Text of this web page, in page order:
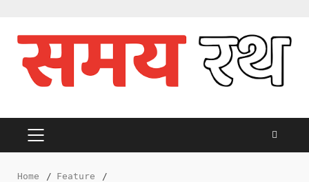
content
PRIMARY
Home
Feature